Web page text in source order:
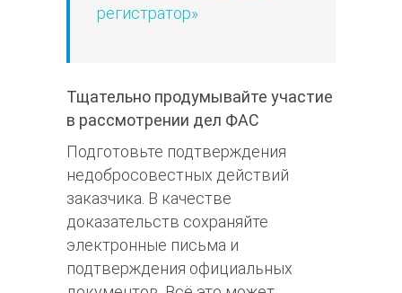
регистратор»
Тщательно продумывайте участие
в рассмотрении дел ФАС
Подготовьте подтверждения
недобросовестных действий
заказчика. В качестве
доказательств сохраняйте
электронные письма и
подтверждения официальных